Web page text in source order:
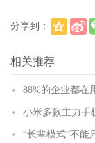
分享到：
相关推荐
88%的企业都在
小米多款主力手
“长辈模式”不能